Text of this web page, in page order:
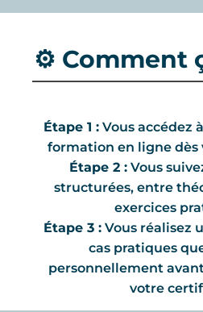
⚙️ Comment
Étape 1 : Vous accédez
formation en ligne
Étape 2 :Vous
structurées, entre
exercices
Étape 3 :Vous réalisez
cas pratiques
personnellement
votre